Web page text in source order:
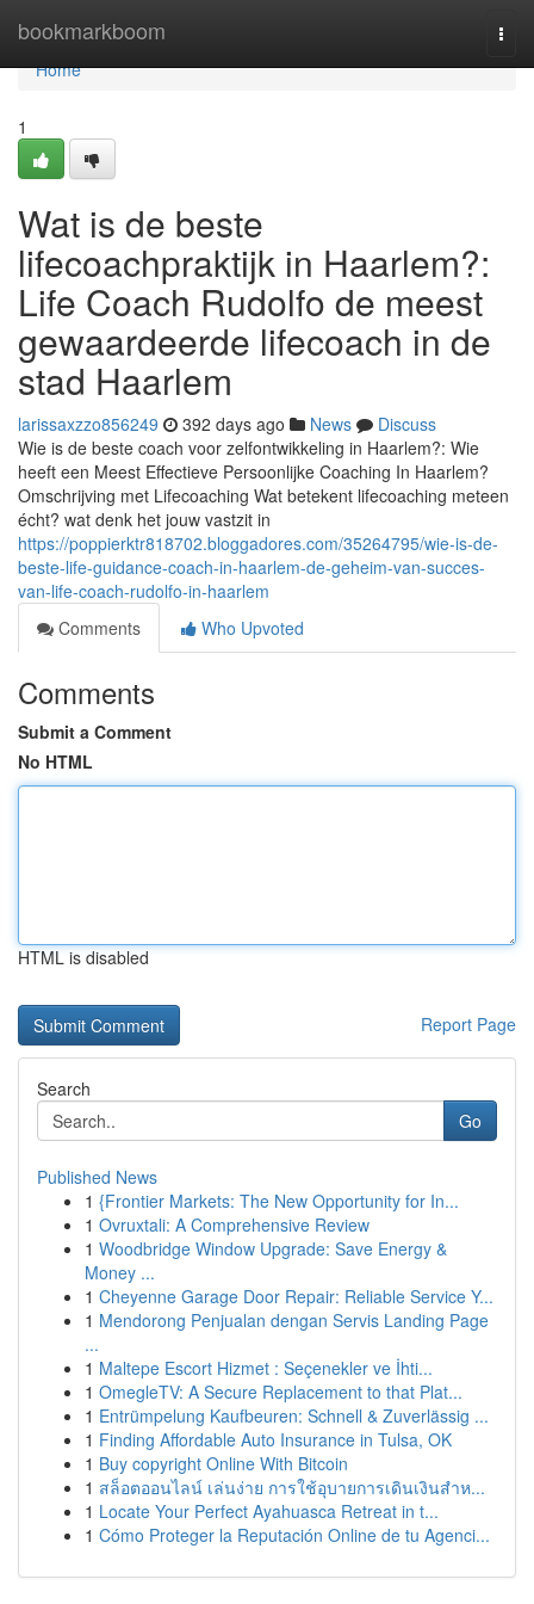
bookmarkboom
Home
Home
1
Wat is de beste
lifecoachpraktijk in Haarlem?:
Life Coach Rudolfo de meest
gewaardeerde lifecoach in de
stad Haarlem
larissaxzzo856249 392 days ago News
Discuss
Wie is de beste coach voor zelfontwikkeling in Haarlem?: Wie
heeft een Meest Effectieve Persoonlijke Coaching In Haarlem?
Omschrijving met Lifecoaching Wat betekent lifecoaching meteen
écht? wat denk het jouw vastzit in
https://poppierktr818702.bloggadores.com/35264795/wie-is-de-
beste-life-guidance-coach-in-haarlem-de-geheim-van-succes-
van-life-coach-rudolfo-in-haarlem
Comments
Who Upvoted
Comments
Submit a Comment
No HTML
HTML is disabled
Report Page
Search
Go
Published News
1 {Frontier Markets: The New Opportunity for In...
1 Ovruxtali: A Comprehensive Review
1 Woodbridge Window Upgrade: Save Energy &
Money ...
1 Cheyenne Garage Door Repair: Reliable Service Y...
1 Mendorong Penjualan dengan Servis Landing Page
...
1 Maltepe Escort Hizmet : Seçenekler ve İhti...
1 OmegleTV: A Secure Replacement to that Plat...
1 Entrümpelung Kaufbeuren: Schnell & Zuverlässig ...
1 Finding Affordable Auto Insurance in Tulsa, OK
1 Buy copyright Online With Bitcoin
1 สล็อตออนไลน์ เล่นง่าย การใช้อุบายการเดินเงินสำห...
1 Locate Your Perfect Ayahuasca Retreat in t...
1 Cómo Proteger la Reputación Online de tu Agenci...